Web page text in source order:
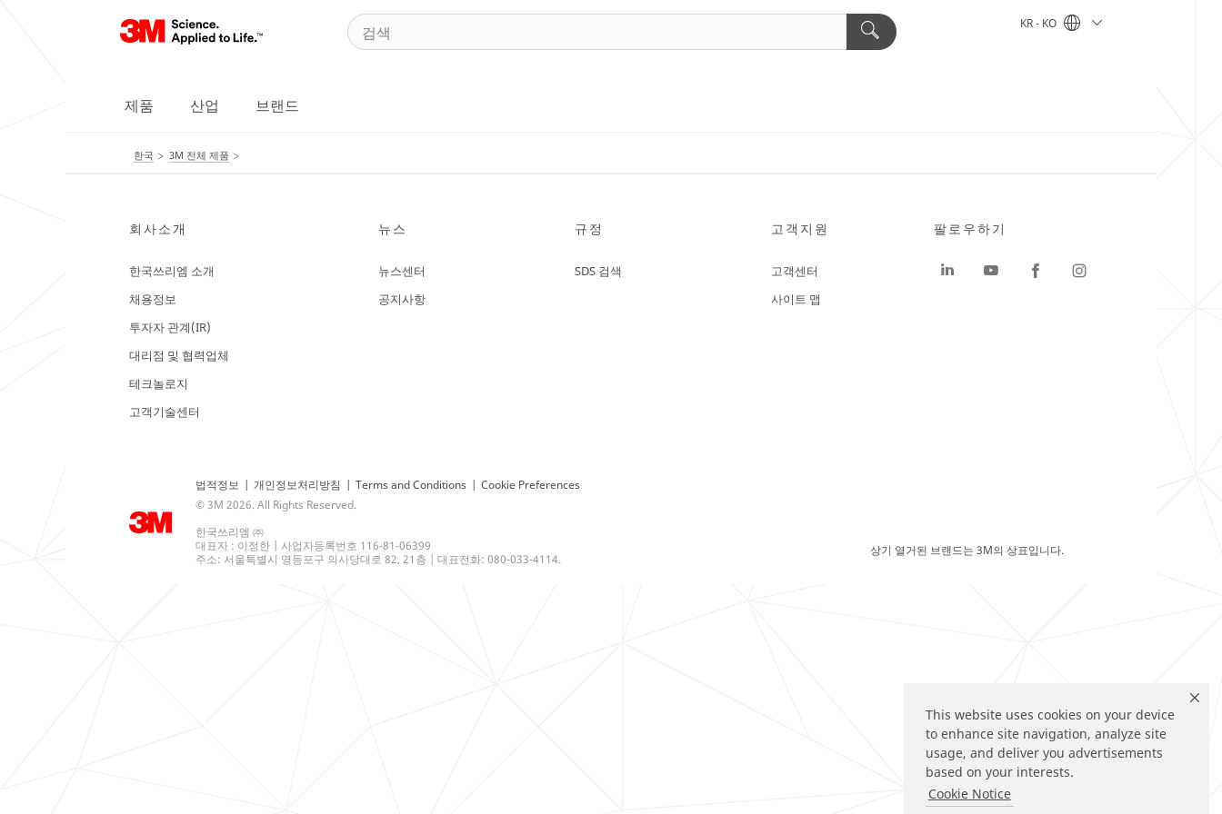
This website uses cookies on your device
to enhance site navigation, analyze site
usage, and deliver you advertisements
based on your interests.
Cookie Notice
KR - KO
제품 산업 브랜드
한국 3M 전체 제품
회사소개
한국쓰리엠 소개
채용정보
투자자 관계(IR)
대리점 및 협력업체
테크놀로지
고객기술센터
뉴스
뉴스센터
공지사항
규정
SDS 검색
고객지원
고객센터
사이트 맵
법적정보 | 개인정보처리방침 | Terms and Conditions | Cookie Preferences
© 3M 2026. All Rights Reserved.
한국쓰리엠 ㈜
대표자 : 이정한 | 사업자등록번호 116-81-06399
주소: 서울특별시 영등포구 의사당대로 82, 21층 | 대표전화: 080-033-4114.
팔로우하기
상기 열거된 브랜드는 3M의 상표입니다.